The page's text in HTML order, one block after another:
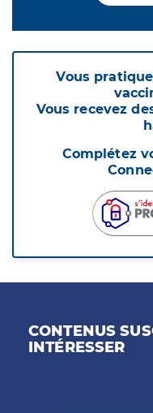
Vous
Vous recevez
Complétez
CONTENUS
INTÉRESSER